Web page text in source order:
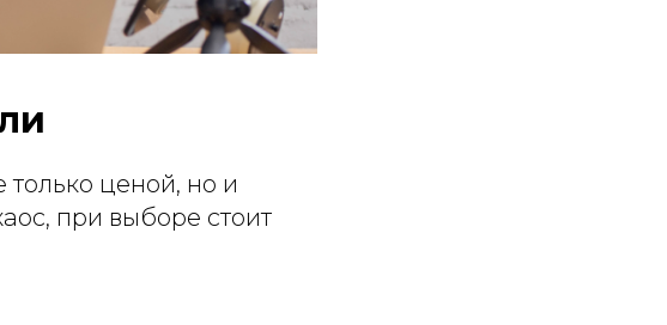
только ценой, но и
при выборе стоит